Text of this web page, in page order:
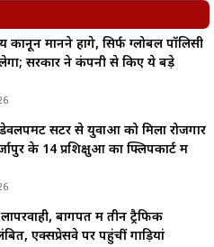
कानून मानने होंगे, सिर्फ ग्लोबल पॉलिसी
सरकार ने कंपनी से किए ये बड़े
सेंटर से युवाओं को मिला रोजगार
के 14 प्रशिक्षुओं का फ्लिपकार्ट में
बागपत में तीन ट्रैफिक
एक्सप्रेसवे पर पहुंचीं गाड़ियां